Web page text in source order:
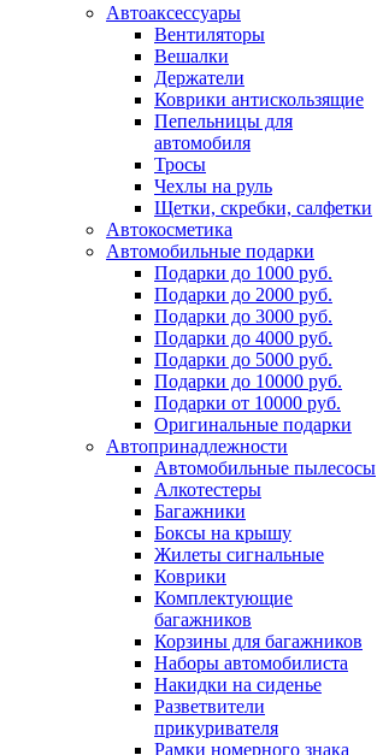
Автоаксессуары
Вентиляторы
Вешалки
Держатели
Коврики антискользящие
Пепельницы для
автомобиля
Тросы
Чехлы на руль
Щетки, скребки, салфетки
Автокосметика
Автомобильные подарки
Подарки до 1000 руб.
Подарки до 2000 руб.
Подарки до 3000 руб.
Подарки до 4000 руб.
Подарки до 5000 руб.
Подарки до 10000 руб.
Подарки от 10000 руб.
Оригинальные подарки
Автопринадлежности
Автомобильные пылесосы
Алкотестеры
Багажники
Боксы на крышу
Жилеты сигнальные
Коврики
Комплектующие
багажников
Корзины для багажников
Наборы автомобилиста
Накидки на сиденье
Разветвители
прикуривателя
Рамки номерного знака